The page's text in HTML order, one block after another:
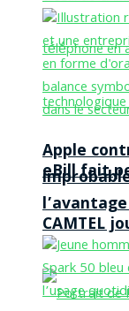
eBill fait
CAMTEL
Apple